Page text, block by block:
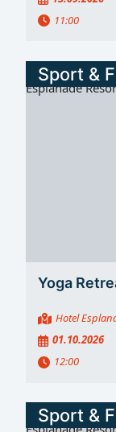
11:00
Sport &
Yoga
Hotel
01.10.2026
12:00
Sport &